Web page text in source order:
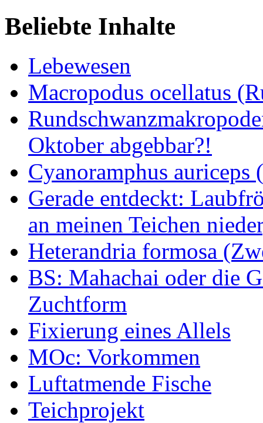
Beliebte Inhalte
Lebewesen
Macropodus ocellatus
Oktober abgebbar?!
Cyanoramphus
Gerade entdeckt:
an meinen Teichen
Heterandria formosa
BS: Mahachai oder die
Zuchtform
Fixierung eines Allels
MOc: Vorkommen
Luftatmende Fische
Teichprojekt